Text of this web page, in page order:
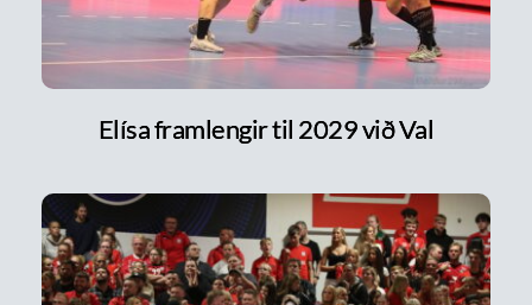
Elísa framlengir til 2029 við Val